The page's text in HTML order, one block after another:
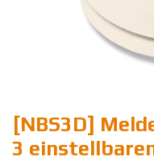
[NBS3D]
3